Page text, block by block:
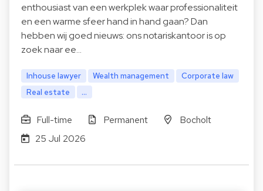
enthousiast van een werkplek waar professionaliteit
en een warme sfeer hand in hand gaan? Dan
hebben wij goed nieuws: ons notariskantoor is op
zoek naar ee…
Inhouse lawyer Wealth management
Corporate law
Real estate
...
Full-time Permanent
Bocholt
25 Jul 2026